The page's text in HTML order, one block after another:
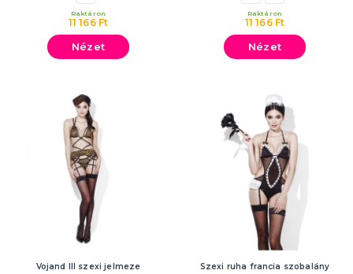
11 166 Ft
Raktáron
Nézet
11 166 Ft
Raktáron
Nézet
Vojand III szexi jelmeze Szexi ruha francia szobalány